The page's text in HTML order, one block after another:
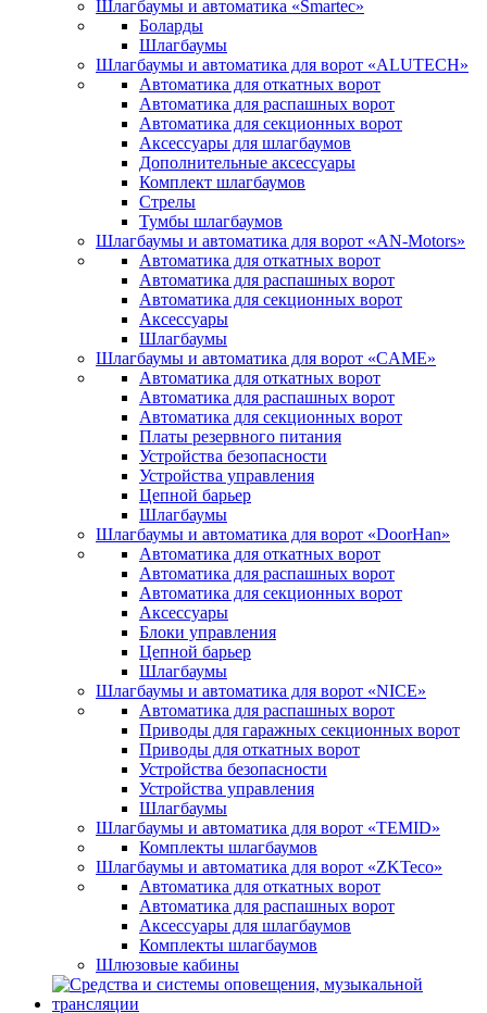
Шлагбаумы и автоматика «Smartec»
Боларды
Шлагбаумы
Шлагбаумы и автоматика для ворот «ALUTECH»
Автоматика для откатных ворот
Автоматика для распашных ворот
Автоматика для секционных ворот
Аксессуары для шлагбаумов
Дополнительные аксессуары
Комплект шлагбаумов
Стрелы
Тумбы шлагбаумов
Шлагбаумы и автоматика для ворот «AN-Motors»
Автоматика для откатных ворот
Автоматика для распашных ворот
Автоматика для секционных ворот
Аксессуары
Шлагбаумы
Шлагбаумы и автоматика для ворот «CAME»
Автоматика для откатных ворот
Автоматика для распашных ворот
Автоматика для секционных ворот
Платы резервного питания
Устройства безопасности
Устройства управления
Цепной барьер
Шлагбаумы
Шлагбаумы и автоматика для ворот «DoorHan»
Автоматика для откатных ворот
Автоматика для распашных ворот
Автоматика для секционных ворот
Аксессуары
Блоки управления
Цепной барьер
Шлагбаумы
Шлагбаумы и автоматика для ворот «NICE»
Автоматика для распашных ворот
Приводы для гаражных секционных ворот
Приводы для откатных ворот
Устройства безопасности
Устройства управления
Шлагбаумы
Шлагбаумы и автоматика для ворот «TEMID»
Комплекты шлагбаумов
Шлагбаумы и автоматика для ворот «ZKTeco»
Автоматика для откатных ворот
Автоматика для распашных ворот
Аксессуары для шлагбаумов
Комплекты шлагбаумов
Шлюзовые кабины